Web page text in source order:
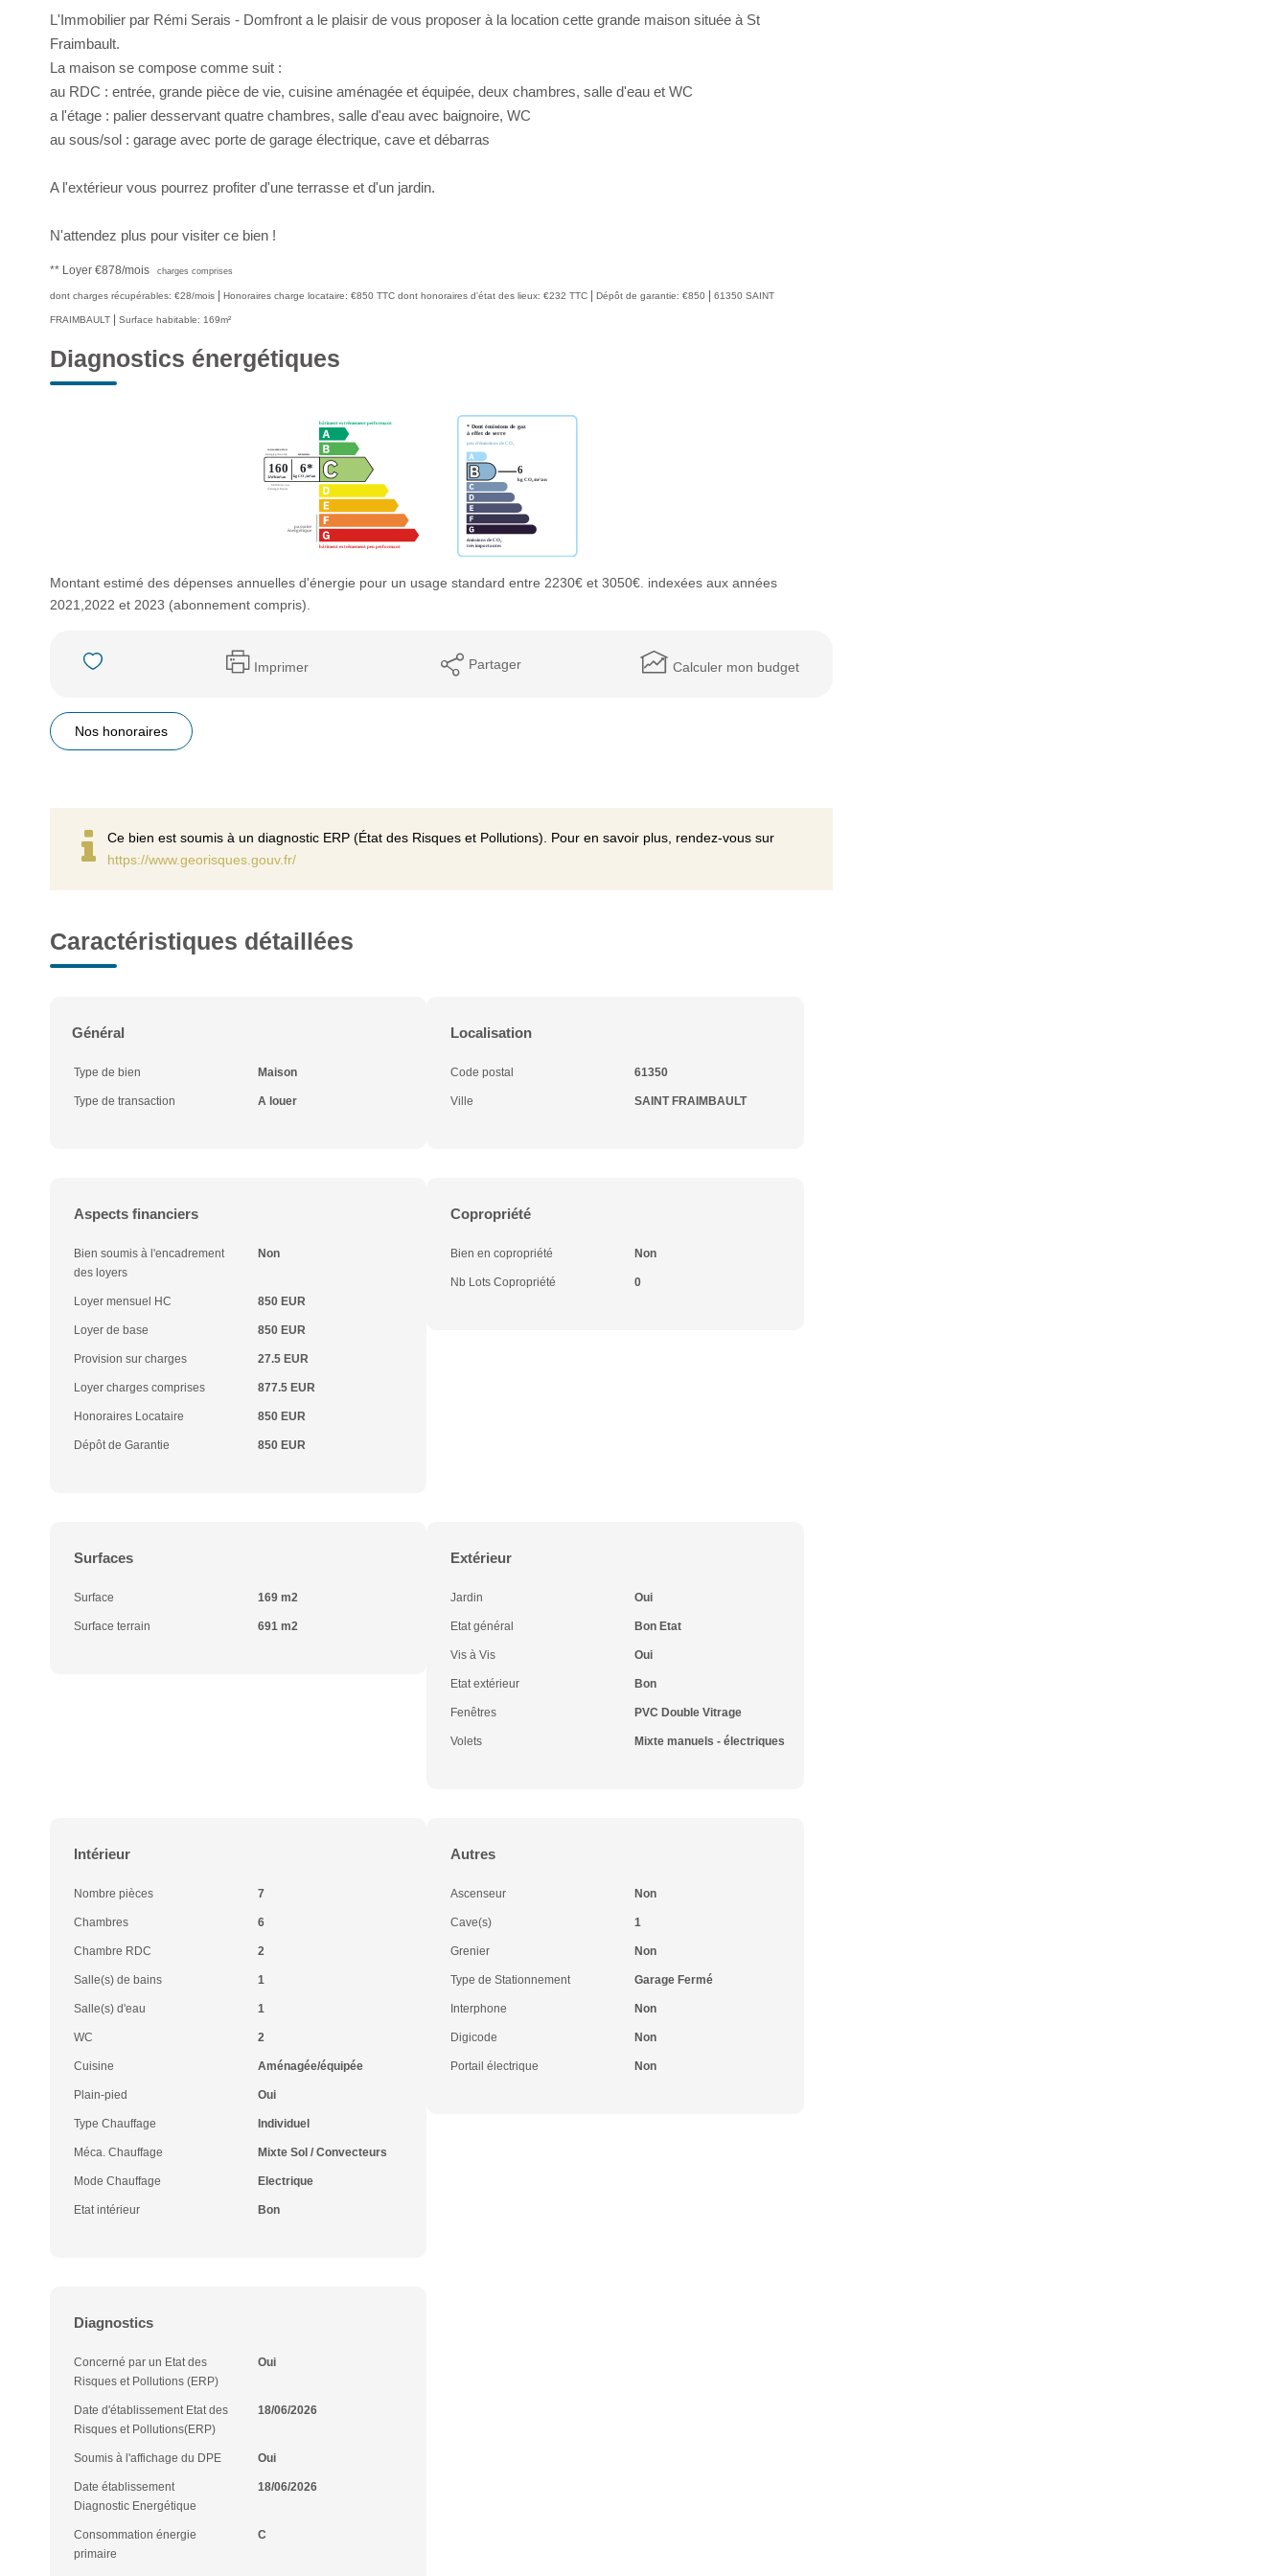
L'Immobilier par Rémi Serais - Domfront a le plaisir de vous proposer à la location cette grande maison située à St
Fraimbault.
La maison se compose comme suit :
au RDC : entrée, grande pièce de vie, cuisine aménagée et équipée, deux chambres, salle d'eau et WC
a l'étage : palier desservant quatre chambres, salle d'eau avec baignoire, WC
au sous/sol : garage avec porte de garage électrique, cave et débarras
A l'extérieur vous pourrez profiter d'une terrasse et d'un jardin.
N'attendez plus pour visiter ce bien !
** Loyer €878/mois charges comprises
dont charges récupérables: €28/mois Honoraires charge locataire: €850 TTC dont honoraires d'état des lieux: €232 TTC Dépôt de garantie: €850 61350 SAINT
FRAIMBAULT Surface habitable: 169m²
Diagnostics énergétiques
Montant estimé des dépenses annuelles d'énergie pour un usage standard entre 2230€ et 3050€. indexées aux années
2021,2022 et 2023 (abonnement compris).
Imprimer Partager Calculer mon budget
Nos honoraires
Ce bien est soumis à un diagnostic ERP (État des Risques et Pollutions). Pour en savoir plus, rendez-vous sur
https://www.georisques.gouv.fr/
Caractéristiques détaillées
Général
Type de bien Maison
Type de transaction A louer
Localisation
Code postal 61350
Ville SAINT FRAIMBAULT
Aspects financiers
Bien soumis à l'encadrement
des loyers
Non
Loyer mensuel HC 850 EUR
Loyer de base 850 EUR
Provision sur charges 27.5 EUR
Loyer charges comprises 877.5 EUR
Honoraires Locataire 850 EUR
Dépôt de Garantie 850 EUR
Copropriété
Bien en copropriété Non
Nb Lots Copropriété 0
Surfaces
Surface 169 m2
Surface terrain 691 m2
Extérieur
Jardin Oui
Etat général Bon Etat
Vis à Vis Oui
Etat extérieur Bon
Fenêtres PVC Double Vitrage
Volets Mixte manuels - électriques
Intérieur
Nombre pièces 7
Chambres 6
Chambre RDC 2
Salle(s) de bains 1
Salle(s) d'eau 1
WC 2
Cuisine Aménagée/équipée
Plain-pied Oui
Type Chauffage Individuel
Méca. Chauffage Mixte Sol / Convecteurs
Mode Chauffage Electrique
Etat intérieur Bon
Autres
Ascenseur Non
Cave(s) 1
Grenier Non
Type de Stationnement Garage Fermé
Interphone Non
Digicode Non
Portail électrique Non
Diagnostics
Concerné par un Etat des
Risques et Pollutions (ERP)
Oui
Date d'établissement Etat des
Risques et Pollutions(ERP)
18/06/2026
Soumis à l'affichage du DPE Oui
Date établissement
Diagnostic Energétique
18/06/2026
Consommation énergie
primaire
C